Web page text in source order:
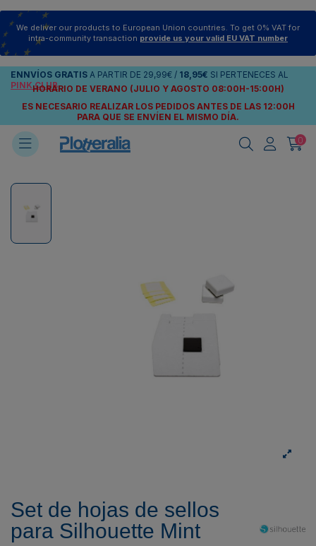
We deliver our products to European Union countries. To get 0% VAT for
intra-community transaction provide us your valid EU VAT number
ENNVÍOS GRATIS A PARTIR DE 29,99€ / 18,95€ SI PERTENECES AL
PINK CLUB
HORARIO DE VERANO (JULIO Y AGOSTO 08:00H-15:00H)
ES NECESARIO REALIZAR LOS PEDIDOS ANTES DE LAS 12:00H
PARA QUE SE ENVÍEN EL MISMO DÍA.
0
Set de hojas de sellos
para Silhouette Mint